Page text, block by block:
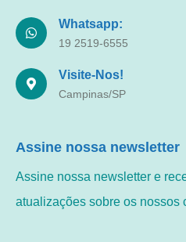
Whatsapp:
19 2519-6555
Visite-Nos!
Campinas/SP
Assine nossa newsletter
Assine nossa newsletter e
atualizações sobre os nossos